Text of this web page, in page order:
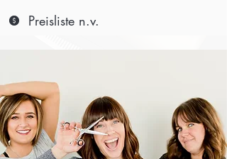
Preisliste n.v.